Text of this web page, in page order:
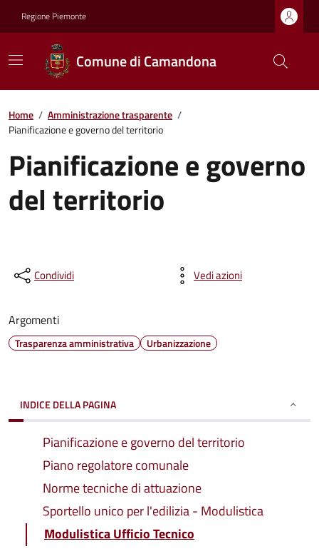
Regione Piemonte
Comune di Camandona
Home / Amministrazione trasparente /
Pianificazione e governo del territorio
Pianificazione e governo
del territorio
Condividi Vedi azioni
Argomenti
Trasparenza amministrativa Urbanizzazione
INDICE DELLA PAGINA
Pianificazione e governo del territorio
Piano regolatore comunale
Norme tecniche di attuazione
Sportello unico per l'edilizia - Modulistica
Modulistica Ufficio Tecnico